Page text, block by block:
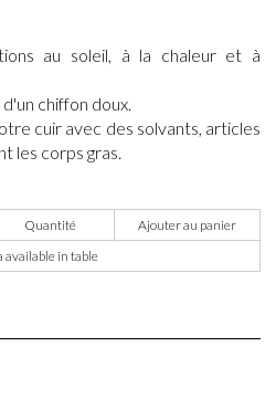
au soleil, à la chaleur et à
chiffon doux.
cuir avec des solvants, articles
les corps gras.
Quantité
Ajouter au panier
available in table